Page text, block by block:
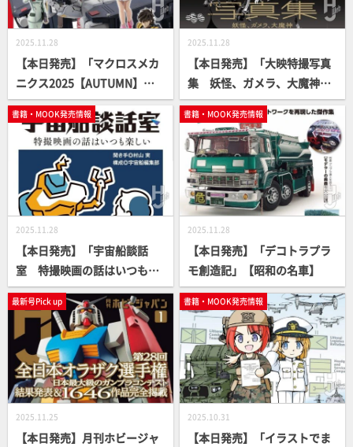
2025.11.28
【本日発売】「マクロスメカ
ニクス2025【AUTUMN】」
【愛・おぼえていますか】
2025.11.28
【本日発売】「大映特撮写真
集 妖怪、ガメラ、大魔神」
【大映特撮115作】
書籍・MOOK発売情報
2025.11.28
【本日発売】「宇宙船談話
室 特撮映画の話はいつも楽
しい」【新書版】
書籍・MOOK発売情報
2025.11.28
【本日発売】「デコトラプラ
モ創造記」【昭和の名車】
最新号Pick up
2025.11.25
【本日発売】月刊ホビージャ
書籍・MOOK発売情報
2025.10.31
【本日発売】「イラストでま